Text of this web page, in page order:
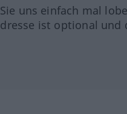
uns einfach mal
ist optional und